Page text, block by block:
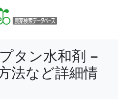
タン水和剤 −
法など詳細情